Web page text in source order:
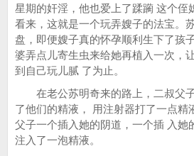
星期的奸淫，他也爱上了蹂躏 这个侄
看来，这就是一个玩弄嫂子的法宝。
盘，即便嫂子真的怀孕顺利生下了孩
婆弄点儿寄生虫来给她再植入一次，
到自己玩儿腻 了为止。
在老公苏明奇来的路上，二叔父
了他们的精液， 用注射器打了一点精
父子一个插入她的阴道，一个插 入她
注入了一泡精液。